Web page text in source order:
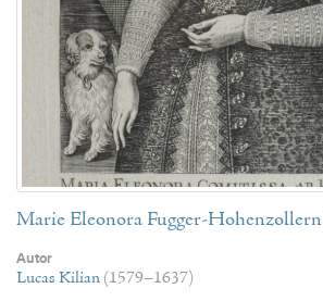
Marie Eleonora Fugger-Hohenzollern
Autor
Lucas Kilian (1579–1637)